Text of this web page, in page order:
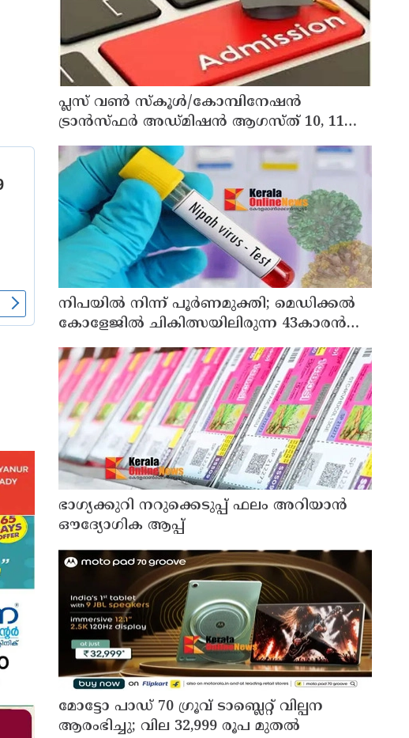
പ്ലസ് വൺ സ്‌കൂൾ/കോമ്പിനേഷൻ
ട്രാൻസ്ഫർ അഡ്മിഷൻ ആഗസ്ത് 10, 11
തീയതികളിൽ
നിപയിൽ നിന്ന് പൂർണമുക്തി; മെഡിക്കൽ
കോളേജിൽ ചികിത്സയിലിരുന്ന 43കാരൻ
വീട്ടിലേക്ക് മടങ്ങി
ഭാഗ്യക്കുറി നറുക്കെടുപ്പ് ഫലം അറിയാൻ
ഔദ്യോഗിക ആപ്പ്
മോട്ടോ പാഡ് 70 ഗ്രൂവ് ടാബ്ലെറ്റ് വില്പന
ആരംഭിച്ചു; വില 32,999 രൂപ മുതൽ